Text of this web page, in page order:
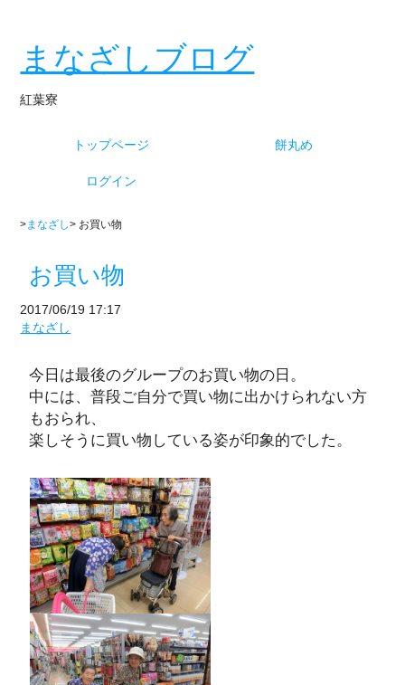
まなざしブログ
紅葉寮
トップページ 餅丸め
ログイン
>まなざし> お買い物
お買い物
2017/06/19 17:17
まなざし
今日は最後のグループのお買い物の日。
中には、普段ご自分で買い物に出かけられない方
もおられ、
楽しそうに買い物している姿が印象的でした。